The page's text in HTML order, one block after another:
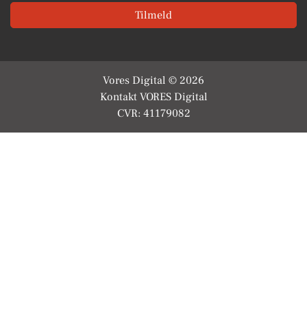
Tilmeld
Vores Digital © 2026
Kontakt VORES Digital
CVR: 41179082